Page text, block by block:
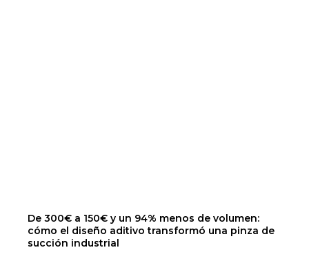
De 300€ a 150€ y un 94% menos de volumen:
cómo el diseño aditivo transformó una pinza de
succión industrial